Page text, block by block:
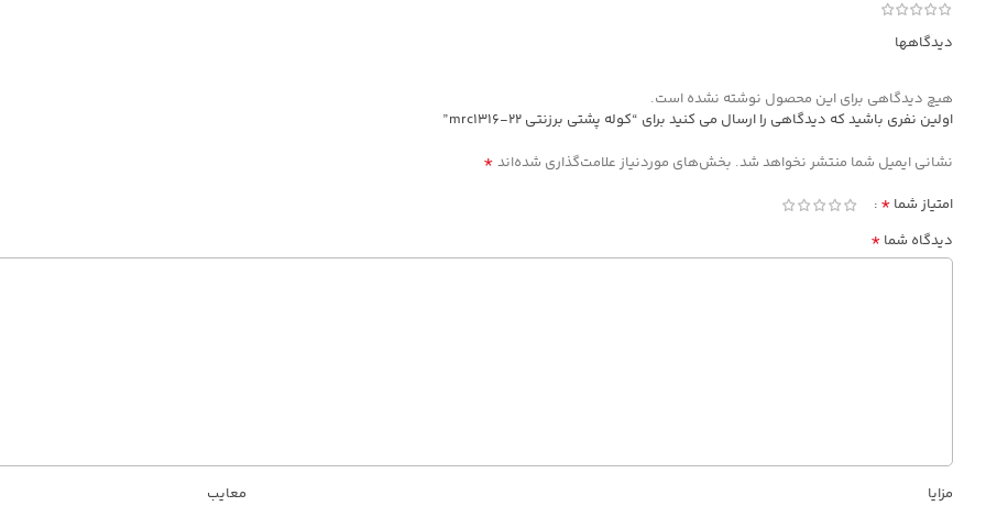
دیدگاهها
هیچ دیدگاهی برای این محصول نوشته نشده است.
اولین نفری باشید که دیدگاهی را ارسال می کنید برای “کوله پشتی برزنتی mrc1316-22”
نشانی ایمیل شما منتشر نخواهد شد. بخش‌های موردنیاز علامت‌گذاری شده‌اند *
امتیاز شما *
دیدگاه شما *
مزایا معایب